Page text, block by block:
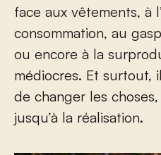
face aux vêtements, à
consommation, au
ou encore à la
médiocres. Et surtout,
de changer les
jusqu’à la réalisation.